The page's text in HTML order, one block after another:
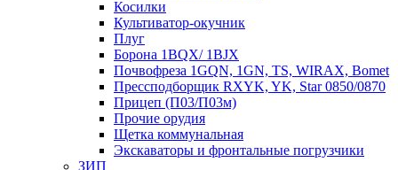
Косилки
Культиватор-окучник
Плуг
Борона 1BQX/ 1BJX
Почвофреза 1GQN, 1GN, TS, WIRAX, Bomet
Прессподборщик RXYK, YK, Star 0850/0870
Прицеп (П03/П03м)
Прочие орудия
Щетка коммунальная
Экскаваторы и фронтальные погрузчики
ЗИП